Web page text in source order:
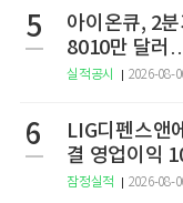
5
아이온큐, 2
8010만 달러
실적공시 2026-08-
6
LIG디펜스앤
결 영업이익
잠정실적 2026-08-